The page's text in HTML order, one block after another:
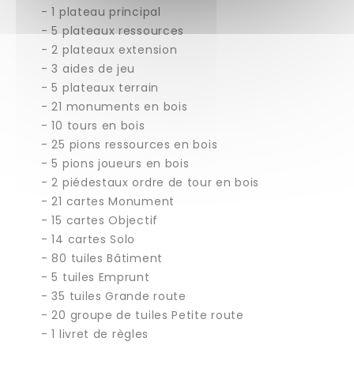
- 1 plateau principal
- 5 plateaux ressources
- 2 plateaux extension
- 3 aides de jeu
- 5 plateaux terrain
- 21 monuments en bois
- 10 tours en bois
- 25 pions ressources en bois
- 5 pions joueurs en bois
- 2 piédestaux ordre de tour en bois
- 21 cartes Monument
- 15 cartes Objectif
- 14 cartes Solo
- 80 tuiles Bâtiment
- 5 tuiles Emprunt
- 35 tuiles Grande route
- 20 groupe de tuiles Petite route
- 1 livret de règles